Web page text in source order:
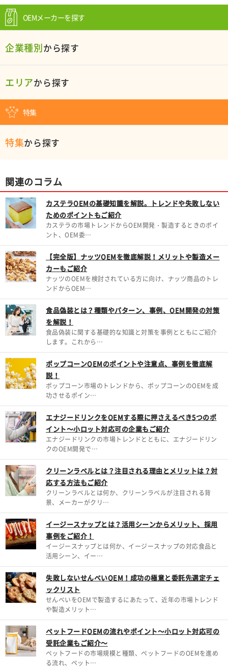
OEMメーカーを探す
企業種別から探す
エリアから探す
特集
特集から探す
関連のコラム
カステラOEMの基礎知識を解説。トレンドや失敗しない
ためのポイントもご紹介
カステラの市場トレンドからOEM開発・製造するときのポイ
ント、OEM委…
【完全版】ナッツOEMを徹底解説！メリットや製造メー
カーもご紹介
ナッツのOEMを検討されている方に向け、ナッツ商品のトレ
ンドからOEM…
食品偽装とは？種類やパターン、事例、OEM開発の対策
を解説！
食品偽装に関する基礎的な知識と対策を事例とともにご紹介
します。これから…
ポップコーンOEMのポイントや注意点、事例を徹底解
説！
ポップコーン市場のトレンドから、ポップコーンのOEMを成
功させるポイン…
エナジードリンクをOEMする際に押さえるべき5つのポ
イント～小ロット対応可の企業もご紹介
エナジードリンクの市場トレンドとともに、エナジードリン
クのOEM開発で…
クリーンラベルとは？注目される理由とメリットは？対
応する方法もご紹介
クリーンラベルとは何か、クリーンラベルが注目される背
景、メーカーがクリ…
イージースナップとは？活用シーンからメリット、採用
事例をご紹介！
イージースナップとは何か、イージースナップの対応食品と
活用シーン、イー…
失敗しないせんべいOEM！成功の極意と委託先選定チェ
ックリスト
せんべいをOEMで製造するにあたって、近年の市場トレンド
や製造メリット…
ペットフードOEMの流れやポイント～小ロット対応可の
受託企業もご紹介～
ペットフードの市場規模と種類、ペットフードのOEMを進め
る流れ、ペット…